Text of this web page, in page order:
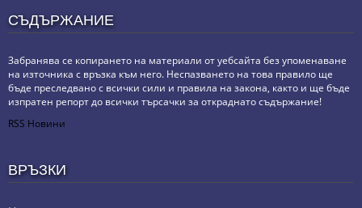
СЪДЪРЖАНИЕ
Забранява се копирането на материали от уебсайта без упоменаване
на източника с връзка към него. Неспазването на това правило ще
бъде преследвано с всички сили и правила на закона, както и ще бъде
изпратен репорт до всички търсачки за откраднато съдържание!
RSS Новини
ВРЪЗКИ